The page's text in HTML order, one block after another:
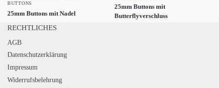
BUTTONS
25mm Buttons mit Nadel
25mm Buttons mit
Butterflyverschluss
RECHTLICHES
AGB
Datenschutzerklärung
Impressum
Widerrufsbelehrung